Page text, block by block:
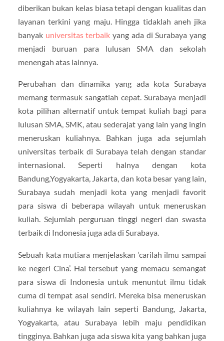
diberikan bukan kelas biasa tetapi dengan kualitas dan
layanan terkini yang maju. Hingga tidaklah aneh jika
banyak universitas terbaik yang ada di Surabaya yang
menjadi buruan para lulusan SMA dan sekolah
menengah atas lainnya.
Perubahan dan dinamika yang ada kota Surabaya
memang termasuk sangatlah cepat. Surabaya menjadi
kota pilihan alternatif untuk tempat kuliah bagi para
lulusan SMA, SMK, atau sederajat yang lain yang ingin
meneruskan kuliahnya. Bahkan juga ada sejumlah
universitas terbaik di Surabaya telah dengan standar
internasional. Seperti halnya dengan kota
Bandung,Yogyakarta, Jakarta, dan kota besar yang lain,
Surabaya sudah menjadi kota yang menjadi favorit
para siswa di beberapa wilayah untuk meneruskan
kuliah. Sejumlah perguruan tinggi negeri dan swasta
terbaik di Indonesia juga ada di Surabaya.
Sebuah kata mutiara menjelaskan ‘carilah ilmu sampai
ke negeri Cina’. Hal tersebut yang memacu semangat
para siswa di Indonesia untuk menuntut ilmu tidak
cuma di tempat asal sendiri. Mereka bisa meneruskan
kuliahnya ke wilayah lain seperti Bandung, Jakarta,
Yogyakarta, atau Surabaya lebih maju pendidikan
tingginya. Bahkan juga ada siswa kita yang bahkan juga